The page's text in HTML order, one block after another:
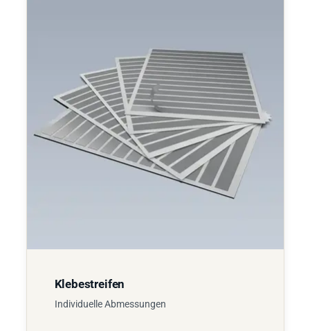
Klebestreifen
Individuelle Abmessungen